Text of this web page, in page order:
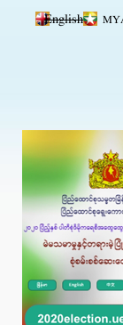
Skip to main content
English